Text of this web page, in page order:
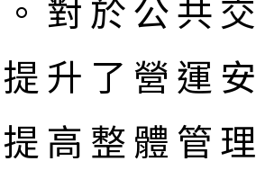
對於公共
升了營運
高整體管